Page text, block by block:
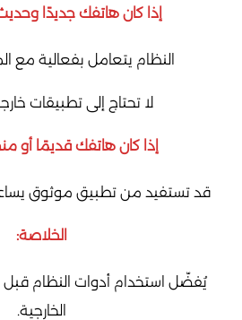
إذا كان هاتفك جديدًا
النظام يتعامل بفعالية مع
لا تحتاج إلى تطبيقات
إذا كان هاتفك قديمًا أو
قد تستفيد من تطبيق موثوق
الخلاصة:
يُفضّل استخدام أدوات النظام قبل
الخارجية.